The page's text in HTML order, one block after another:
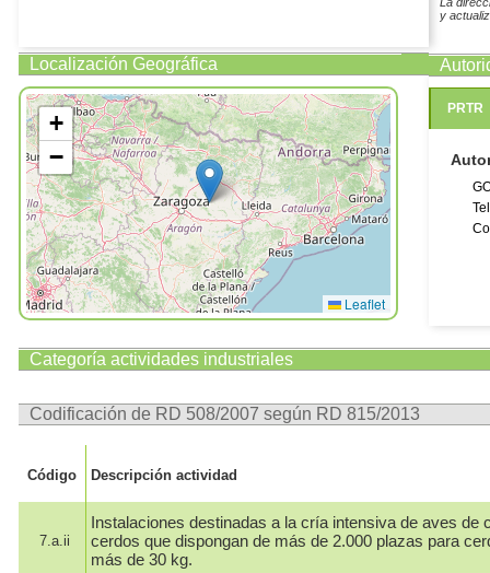
Localización Geográfica
+
−
Leaflet
y
PRTR
Categoría actividades industriales
Codificación de RD 508/2007 según RD 815/2013
Código Descripción actividad
7.a.ii
Instalaciones destinadas a la cría intensiva de aves de
cerdos que dispongan de más de 2.000 plazas para
más de 30 kg.